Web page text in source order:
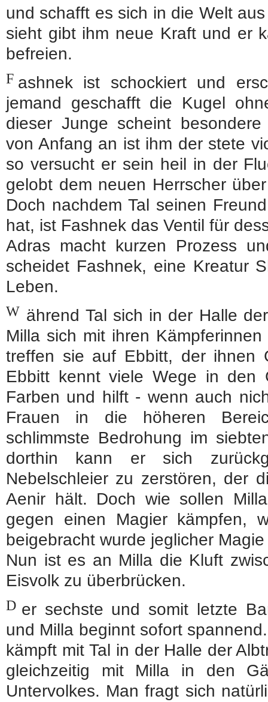
und schafft es sich in die Welt
sieht gibt ihm neue Kraft und er
befreien.
F ashnek ist schockiert und
jemand geschafft die Kugel
dieser Junge scheint
von Anfang an ist ihm der stete
so versucht er sein heil in der
gelobt dem neuen Herrscher
Doch nachdem Tal seinen
hat, ist Fashnek das Ventil für
Adras macht kurzen Prozess
scheidet Fashnek, eine Kreatur
Leben.
W ährend Tal sich in der Halle
Milla sich mit ihren
treffen sie auf Ebbitt, der ihnen
Ebbitt kennt viele Wege in den
Farben und hilft - wenn auch
Frauen in die höheren
schlimmste Bedrohung im
dorthin kann er sich
Nebelschleier zu zerstören, der
Aenir hält. Doch wie sollen
gegen einen Magier kämpfen,
beigebracht wurde jeglicher
Nun ist es an Milla die Kluft
Eisvolk zu überbrücken.
D er sechste und somit letzte
und Milla beginnt sofort
kämpft mit Tal in der Halle der
gleichzeitig mit Milla in den
Untervolkes. Man fragt sich